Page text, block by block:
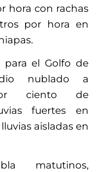
hora con rachas
por hora en
para el Golfo de
nublado a
ciento de
fuertes en
aisladas en
matutinos,